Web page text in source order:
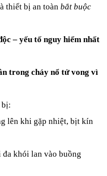
thiết bị an toàn bắt buộc
– yếu tố nguy hiểm nhất
trong cháy nổ tử vong vì
bị:
lên khi gặp nhiệt, bịt kín
đa khói lan vào buồng